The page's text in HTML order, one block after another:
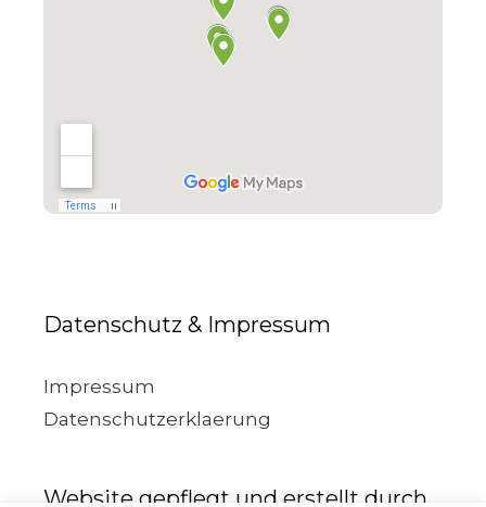
Datenschutz & Impressum
Impressum
Datenschutzerklaerung
Website gepflegt und erstellt durch